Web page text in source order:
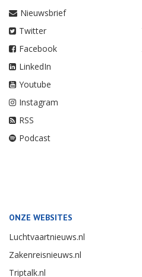
Nieuwsbrief
Twitter
Facebook
LinkedIn
Youtube
Instagram
RSS
Podcast
ONZE WEBSITES
Luchtvaartnieuws.nl
Zakenreisnieuws.nl
Triptalk.nl